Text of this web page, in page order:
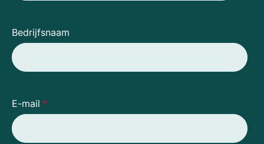
Bedrijfsnaam
E-mail *